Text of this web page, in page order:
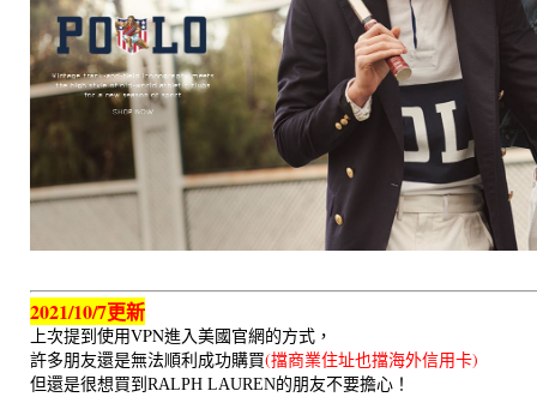
2021/10/7更新
上次提到使用VPN進入美國官網的方式，
許多朋友還是無法順利成功購買(擋商業住址也擋海外信用卡)
但還是很想買到RALPH LAUREN的朋友不要擔心！